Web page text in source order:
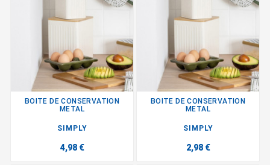
BOITE DE CONSERVATION
METAL
SIMPLY
4,98 €
BOITE DE CONSERVATION
METAL
SIMPLY
2,98 €